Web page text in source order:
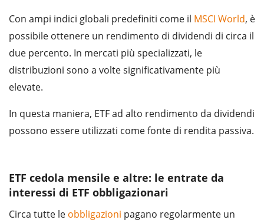
Con ampi indici globali predefiniti come il MSCI World, è
possibile ottenere un rendimento di dividendi di circa il
due percento. In mercati più specializzati, le
distribuzioni sono a volte significativamente più
elevate.
In questa maniera, ETF ad alto rendimento da dividendi
possono essere utilizzati come fonte di rendita passiva.
ETF cedola mensile e altre: le entrate da
interessi di ETF obbligazionari
Circa tutte le obbligazioni pagano regolarmente un